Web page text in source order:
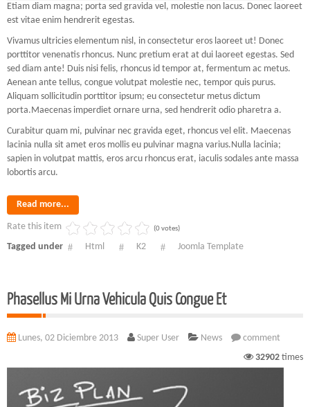
Etiam diam magna; porta sed gravida vel, molestie non lacus. Donec laoreet
est vitae enim hendrerit egestas.
Vivamus ultricies elementum nisl, in consectetur eros laoreet ut! Donec
porttitor venenatis rhoncus. Nunc pretium erat at dui laoreet egestas. Sed
sed diam ante! Duis nisi felis, rhoncus id tempor at, fermentum ac metus.
Aenean ante tellus, congue volutpat molestie nec, tempor quis purus.
Aliquam sollicitudin porttitor ipsum; eu consectetur metus dictum
porta.Maecenas imperdiet ornare urna, sed hendrerit odio pharetra a.
Curabitur quam mi, pulvinar nec gravida eget, rhoncus vel elit. Maecenas
lacinia nulla sit amet eros mollis eu pulvinar magna varius.Nulla lacinia;
sapien in volutpat mattis, eros arcu rhoncus erat, iaculis sodales ante massa
lobortis arcu.
Read more...
Rate this item (0 votes)
Tagged under Html K2 Joomla Template
Phasellus Mi Urna Vehicula Quis Congue Et
Lunes, 02 Diciembre 2013 Super User News
comment
32902 times